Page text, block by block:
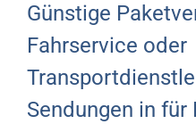
Günstige
Fahrservice oder
Sendungen in für